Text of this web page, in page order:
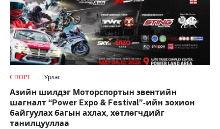
СПОРТ Урлаг
Азийн шилдэг Моторспортын эвентийн
шагналт “Power Expo & Festival”-ийн зохион
байгуулах багын ахлах, хөтлөгчдийг
танилцууллаа